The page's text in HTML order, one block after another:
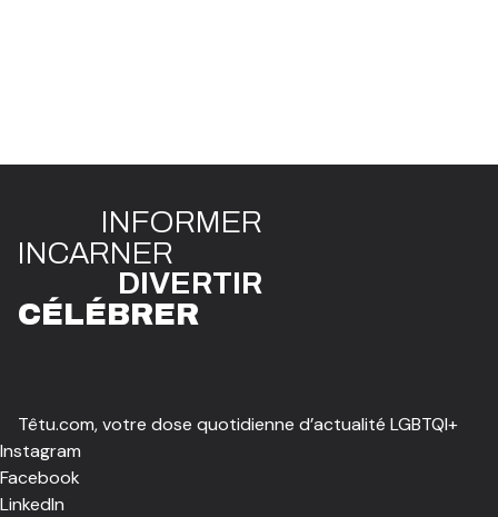
INFORMER
INCARNER
DIVERTIR
CÉLÉBRER
Têtu.com, votre dose quotidienne d’actualité LGBTQI+
Instagram
Facebook
LinkedIn